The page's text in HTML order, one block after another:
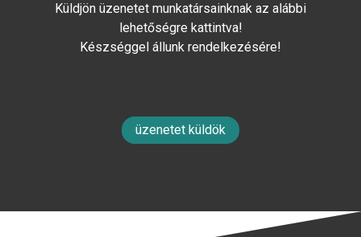
Küldjön üzenetet munkatársainknak az alábbi
lehetőségre kattintva!
Készséggel állunk rendelkezésére!
üzenetet küldök